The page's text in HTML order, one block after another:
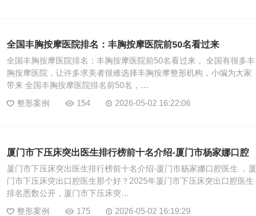
全国丰胸按摩医院排名：丰胸按摩医院前50名看过来
全国丰胸按摩医院排名：丰胸按摩医院前50名看过来， 全国有很多丰
胸按摩医院，让许多求美者很难选择丰胸按摩整形机构，小编为大家
带来 全国丰胸按摩医院排名前50名，…
整形案例 154 2026-05-02 16:22:06
厦门市下压床突出医生排行榜前十名介绍-厦门市杨家娜口腔
医生
厦门市下压床突出医生排行榜前十名介绍-厦门市杨家娜口腔医生 ，厦
门市下压床突出口腔医生那个好？2025年厦门市下压床突出口腔医生
排名悉数公开，厦门市下压床突…
整形案例 175 2026-05-02 16:19:29